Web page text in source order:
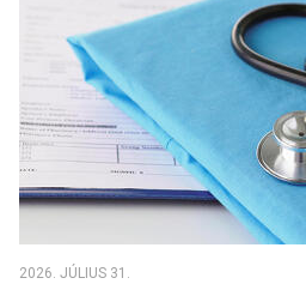
2026. JÚLIUS 31.